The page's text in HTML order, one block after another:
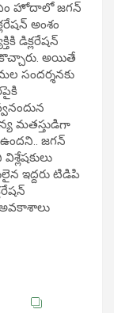
హోదాలో జగన్
అంశం
డిక్లరేషన్
అయితే
సందర్శనకు
మతస్తుడిగా
జగన్
ఇద్దరు టిడిపి